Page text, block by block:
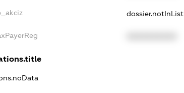
dossier.notInList